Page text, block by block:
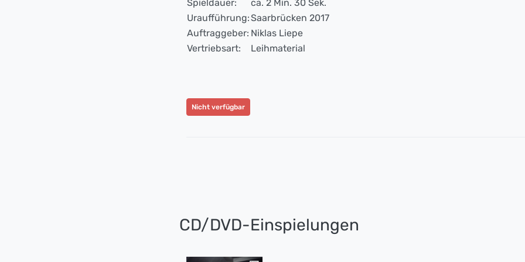
Spieldauer:
ca. 2 Min. 30 Sek.
Uraufführung:Saarbrücken 2017
Auftraggeber: Niklas Liepe
Vertriebsart:
Leihmaterial
Nicht verfügbar
CD/DVD-Einspielungen